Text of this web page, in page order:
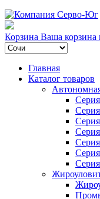
Корзина Ваша корзина
Главная
Каталог товаров